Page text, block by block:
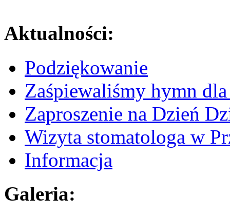
Aktualności:
Podziękowanie
Zaśpiewaliśmy hymn dla
Zaproszenie na Dzień
Wizyta stomatologa w
Informacja
Galeria: